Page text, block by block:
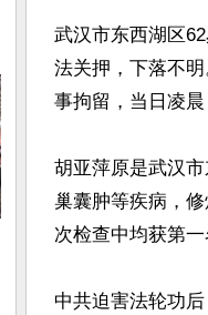
武汉市东西湖区
法关押，下落不
事拘留，当日凌晨
胡亚萍原是武汉
巢囊肿等疾病，
次检查中均获第
中共迫害法轮功